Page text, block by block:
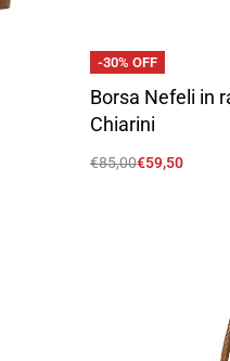
-30% OFF
Borsa Nefeli in
Chiarini
€85,00€59,50